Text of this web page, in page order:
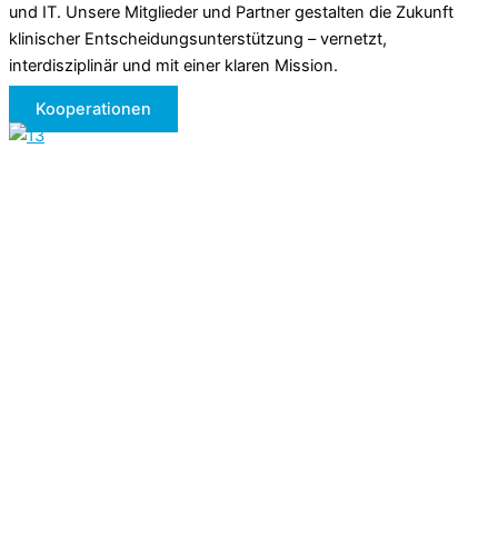
und IT. Unsere Mitglieder und Partner gestalten die Zukunft
klinischer Entscheidungsunterstützung – vernetzt,
interdisziplinär und mit einer klaren Mission.
Kooperationen